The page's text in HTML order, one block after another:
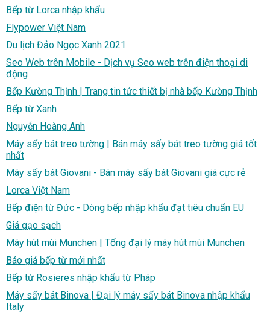
Bếp từ Lorca nhập khẩu
Flypower Việt Nam
Du lịch Đảo Ngọc Xanh 2021
Seo Web trên Mobile - Dịch vụ Seo web trên điện thoại di
động
Bếp Kường Thịnh | Trang tin tức thiết bị nhà bếp Kường Thịnh
Bếp từ Xanh
Nguyễn Hoàng Anh
Máy sấy bát treo tường | Bán máy sấy bát treo tường giá tốt
nhất
Máy sấy bát Giovani - Bán máy sấy bát Giovani giá cực rẻ
Lorca Việt Nam
Bếp điện từ Đức - Dòng bếp nhập khẩu đạt tiêu chuẩn EU
Giá gạo sạch
Máy hút mùi Munchen | Tổng đại lý máy hút mùi Munchen
Báo giá bếp từ mới nhất
Bếp từ Rosieres nhập khẩu từ Pháp
Máy sấy bát Binova | Đại lý máy sấy bát Binova nhập khẩu
Italy